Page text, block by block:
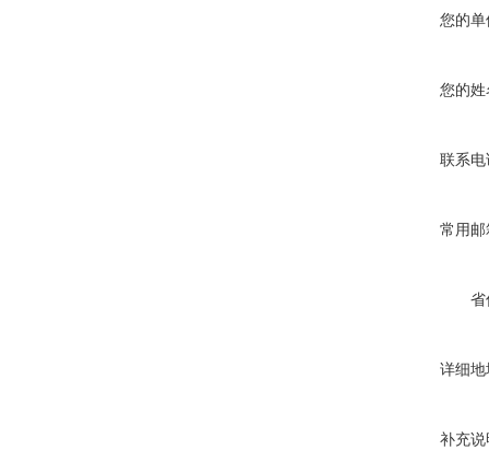
您的单
您的姓
联系电
常用邮
省
详细地
补充说